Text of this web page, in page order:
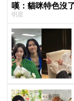
嘆：貓咪特色沒
明星